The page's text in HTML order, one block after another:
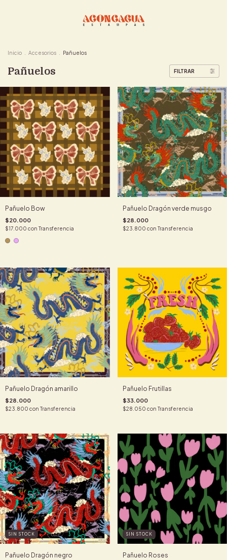
Inicio Accesorios Pañuelos
Pañuelos FILTRAR
Pañuelo Bow
$20.000
$17.000 con Transferencia
Pañuelo Dragón verde musgo
$28.000
$23.800 con Transferencia
Pañuelo Dragón amarillo
$28.000
$23.800 con Transferencia
Pañuelo Frutillas
$33.000
$28.050 con Transferencia
SIN STOCK
Pañuelo Dragón negro
SIN STOCK
Pañuelo Roses